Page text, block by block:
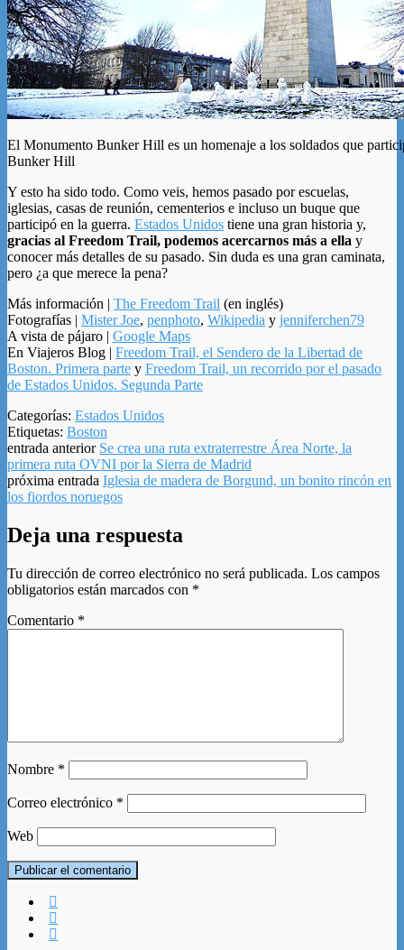
El Monumento Bunker Hill es un homenaje a los soldados que
Bunker Hill
Y esto ha sido todo. Como veis, hemos pasado por escuelas,
iglesias, casas de reunión, cementerios e incluso un buque que
participó en la guerra. Estados Unidos tiene una gran historia y,
gracias al Freedom Trail, podemos acercarnos más a ella y
conocer más detalles de su pasado. Sin duda es una gran caminata,
pero ¿a que merece la pena?
Más información | The Freedom Trail (en inglés)
Fotografías | Mister Joe, penphoto, Wikipedia y jenniferchen79
A vista de pájaro | Google Maps
En Viajeros Blog | Freedom Trail, el Sendero de la Libertad de
Boston. Primera parte y Freedom Trail, un recorrido por el pasado
de Estados Unidos. Segunda Parte
Categorías: Estados Unidos
Etiquetas: Boston
entrada anterior Se crea una ruta extraterrestre Área Norte, la
primera ruta OVNI por la Sierra de Madrid
próxima entrada Iglesia de madera de Borgund, un bonito rincón en
los fiordos noruegos
Deja una respuesta
Tu dirección de correo electrónico no será publicada. Los campos
obligatorios están marcados con *
Comentario *
Nombre *
Correo electrónico *
Web